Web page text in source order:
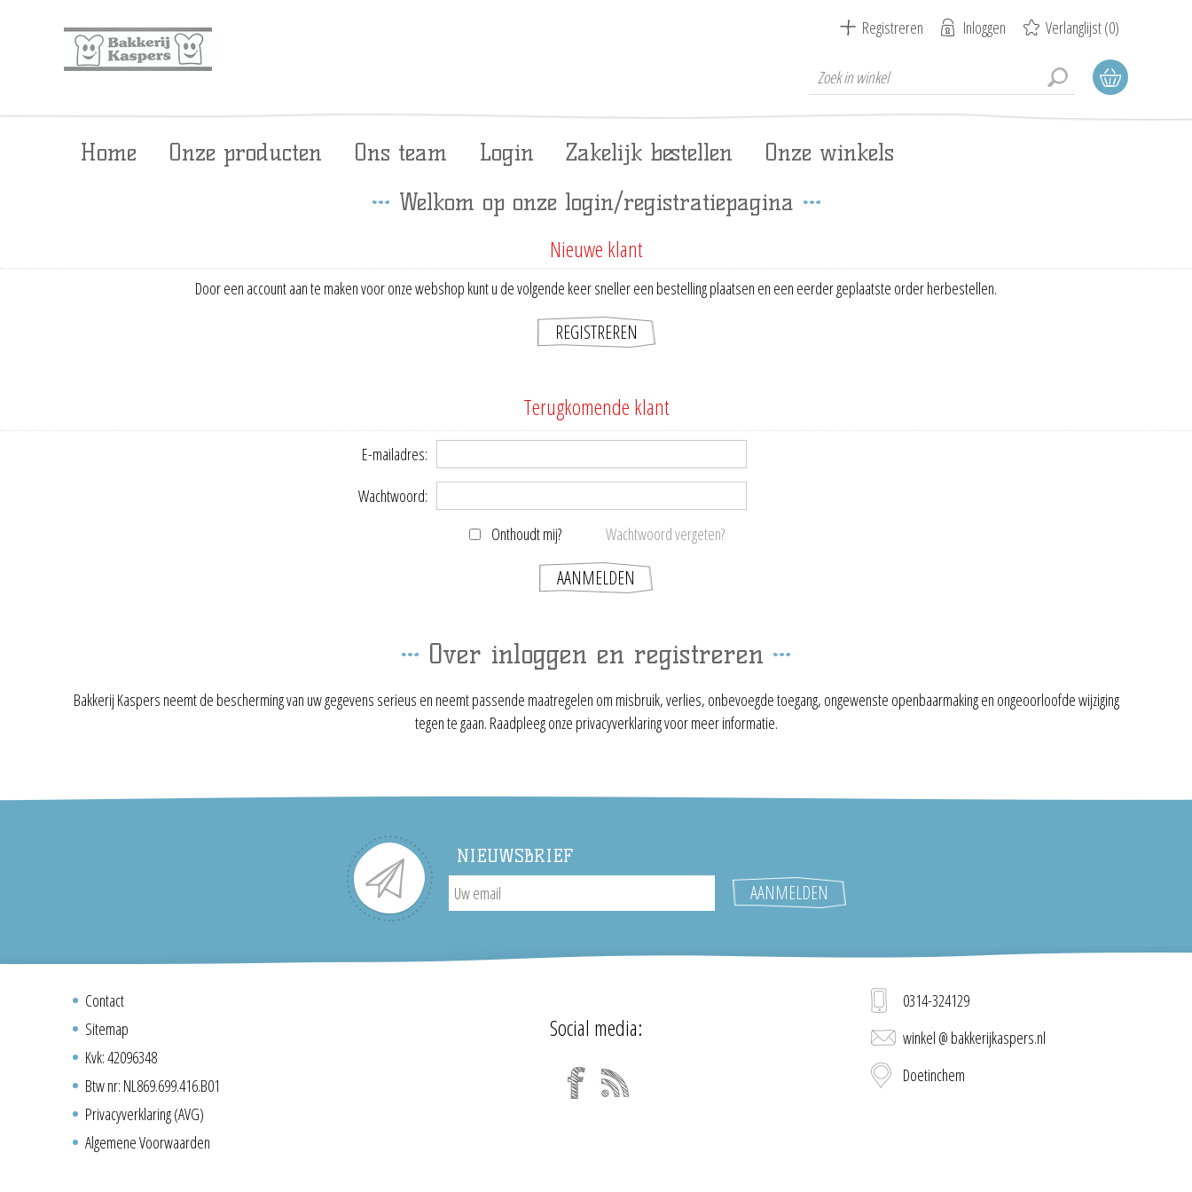
Registreren Inloggen Verlanglijst(0)
Home Onze producten Ons team Login Zakelijk bestellen
Onze winkels
Welkom op onze login/registratiepagina
Nieuwe klant
Door een account aan te maken voor onze webshop kunt u de volgende keer sneller een bestelling plaatsen en een eerder geplaatste order herbestellen.
Terugkomende klant
E-mailadres:
Wachtwoord:
Onthoudt mij?
Wachtwoord vergeten?
Over inloggen en registreren
Bakkerij Kaspers neemt de bescherming van uw gegevens serieus en neemt passende maatregelen om misbruik, verlies, onbevoegde toegang, ongewenste openbaarmaking en ongeoorloofde wijziging
tegen te gaan. Raadpleeg onze privacyverklaring voor meer informatie.
NIEUWSBRIEF
Contact
Sitemap
Kvk: 42096348
Btw nr: NL869.699.416.B01
Privacyverklaring (AVG)
Algemene Voorwaarden
Social media:
0314-324129
winkel @ bakkerijkaspers.nl
Doetinchem